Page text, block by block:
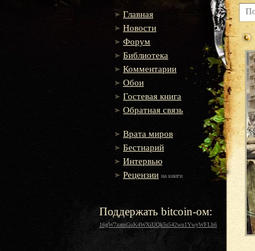
Главная
Новости
Форум
Библиотека
Комментарии
Обои
Гостевая книга
Обратная связь
Врата миров
Бестиарий
Интервью
Рецензии на книги
Поддержать bitcoin-ом:
16gW7zamGuK4WXiUQk5s542wu1YwyWFLh6